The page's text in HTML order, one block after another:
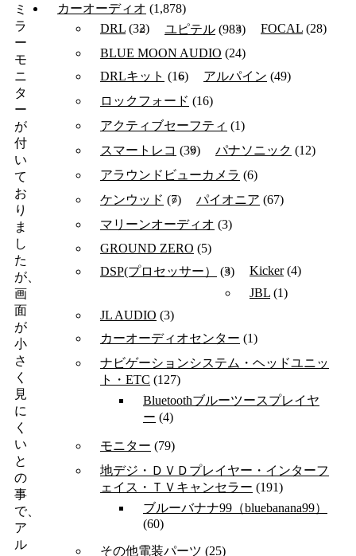
ミ
ラ
ー
モ
ニ
タ
ー
が
付
い
て
お
り
ま
し
た
が、
画
面
が
小
さ
く
見
に
く
い
と
の
事
で、
ア
ル
カーオーディオ (1,878)
DRL (32) ユピテル (983) FOCAL (28)
BLUE MOON AUDIO (24)
DRLキット (16) アルパイン (49)
ロックフォード (16)
アクティブセーフティ (1)
スマートレコ (39) パナソニック (12)
アラウンドビューカメラ (6)
ケンウッド (7) パイオニア (67)
マリーンオーディオ (3)
GROUND ZERO (5)
DSP(プロセッサー）
(3) Kicker(4)
JBL (1)
JL AUDIO (3)
カーオーディオセンター (1)
ナビゲーションシステム・ヘッドユニッ
ト・ETC (127)
Bluetoothブルーツースプレイヤ
ー (4)
モニター (79)
地デジ・ＤＶＤプレイヤー・インターフ
ェイス・ＴＶキャンセラー (191)
ブルーバナナ99（bluebanana99）
(60)
その他電装パーツ (25)